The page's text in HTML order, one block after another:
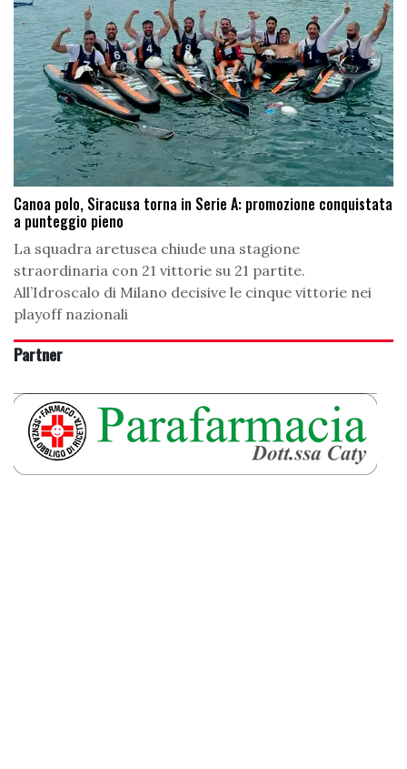
Canoa polo, Siracusa torna in Serie A: promozione conquistata
a punteggio pieno
La squadra aretusea chiude una stagione
straordinaria con 21 vittorie su 21 partite.
All’Idroscalo di Milano decisive le cinque vittorie nei
playoff nazionali
Partner